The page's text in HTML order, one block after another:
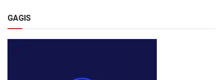
GAGIS